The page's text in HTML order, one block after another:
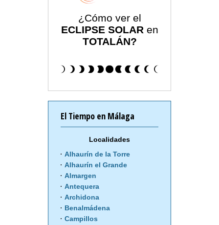
¿Cómo ver el
ECLIPSE SOLAR en
TOTALÁN?
El Tiempo en Málaga
Localidades
Alhaurín de la Torre
Alhaurín el Grande
Almargen
Antequera
Archidona
Benalmádena
Campillos